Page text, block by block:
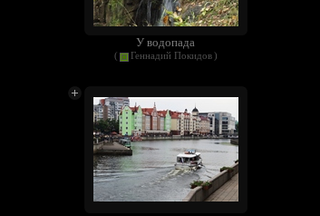
У водопада
( Геннадий Покидов )